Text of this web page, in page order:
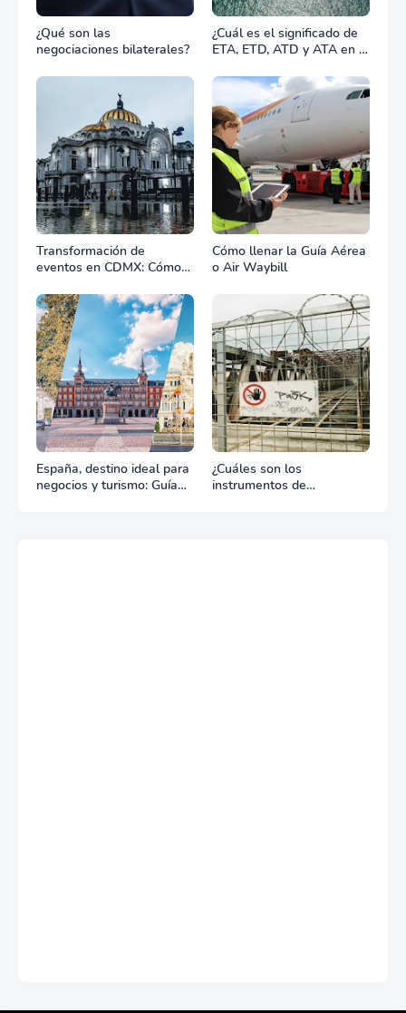
¿Qué son las
negociaciones bilaterales?
¿Cuál es el significado de
ETA, ETD, ATD y ATA en el
Transformación de
eventos en CDMX: Cómo
equipos define el éxito de
tu celebración
Cómo llenar la Guía Aérea
o Air Waybill
España, destino ideal para
negocios y turismo: Guía
¿Cuáles son los
instrumentos de